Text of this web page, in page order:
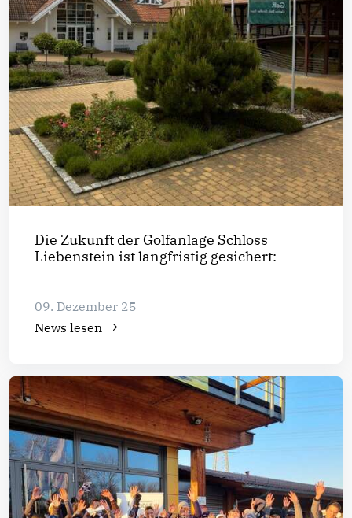
Die Zukunft der Golfanlage Schloss
Liebenstein ist langfristig gesichert:
09. Dezember 25
News lesen